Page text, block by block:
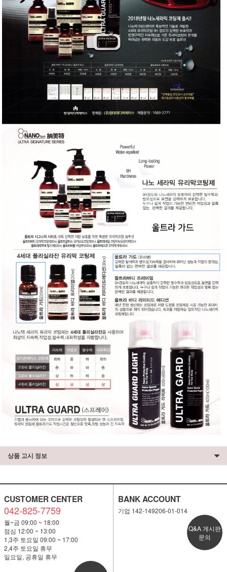
상품 고시 정보
CUSTOMER CENTER
042-825-7759
월~금 09:00 ~ 18:00
점심 12:00 ~ 13:00
1,3주 토요일 09:00 ~ 17:00
2,4주 토요일 휴무
일요일, 공휴일 휴무
BANK ACCOUNT
기업 142-149206-01-014
Q&A 게시판
문의